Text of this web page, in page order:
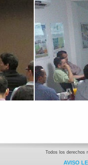
Todos los derechos
AVISO